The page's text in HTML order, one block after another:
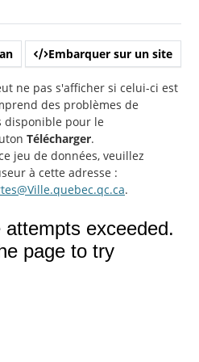
Embarquer sur un site
ne pas s'afficher si celui-ci est
des problèmes de
disponible pour le
Télécharger.
jeu de données, veuillez
à cette adresse :
.